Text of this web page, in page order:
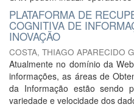
PLATAFORMA DE
COGNITIVA DE
INOVAÇÃO
COSTA, THIAGO APARECIDO
Atualmente no domínio da
informações, as áreas de
da Informação estão sendo
variedade e velocidade dos